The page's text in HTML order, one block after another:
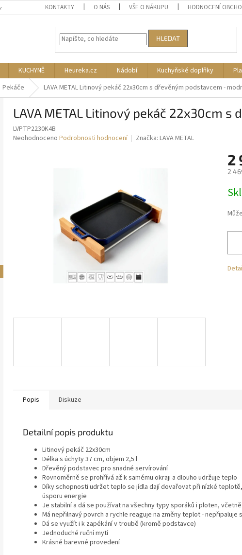
KONTAKTY O NÁS VŠE O NÁKUPU HODNOCENÍ
HLEDAT
KUCHYNĚ Heureka.cz Nádobí Kuchyňské doplňky
Pekáče LAVA METAL Litinový pekáč 22x30cm s dřevěným podstavcem -
LAVA METAL Litinový pekáč 22x30cm
LVPTP2230K4B
Průměrné
Neohodnoceno Podrobnosti hodnocení Značka: LAVA METAL
2
2
Popis Diskuze
Detailní popis produktu
Litinový pekáč 22x30cm
Délka s úchyty 37 cm, objem 2,5 l
Dřevěný podstavec pro snadné servírování
Rovnoměrně se prohřívá až k samému okraji a dlouho udržuje teplo
Díky schopnosti udržet teplo se jídla dají dovařovat při nízké
úsporu energie
Je stabilní a dá se používat na všechny typy sporáků i ploten,
Má nepřilnavý povrch a rychle reaguje na změnyteplot -nepřipaluje
Dá se využít i k zapékání v troubě (kromě podstavce)
Jednoduché ruční mytí
Krásné barevné provedení